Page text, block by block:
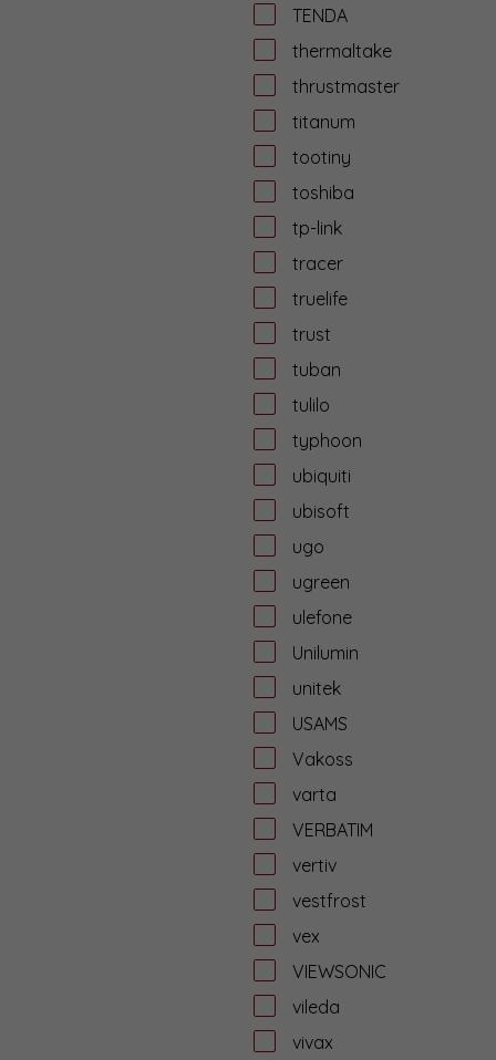
TENDA
thermaltake
thrustmaster
titanum
tootiny
toshiba
tp-link
tracer
truelife
trust
tuban
tulilo
typhoon
ubiquiti
ubisoft
ugo
ugreen
ulefone
Unilumin
unitek
USAMS
Vakoss
varta
VERBATIM
vertiv
vestfrost
vex
VIEWSONIC
vileda
vivax